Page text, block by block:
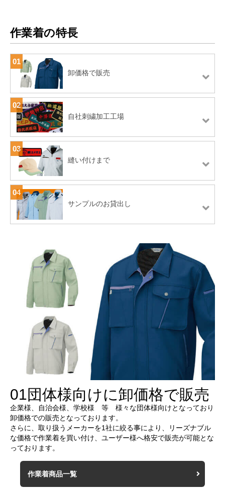
作業着の特長
01
卸価格で販売
02
自社刺繍加工工場
03
縫い付けまで
04
サンプルのお貸出し
01団体様向けに卸価格で販売
企業様、自治会様、学校様 等 様々な団体様向けとなっており
卸価格での販売となっております。
さらに、取り扱うメーカーを1社に絞る事により、リーズナブル
な価格で作業着を買い付け、ユーザー様へ格安で販売が可能とな
っております。
作業着商品一覧